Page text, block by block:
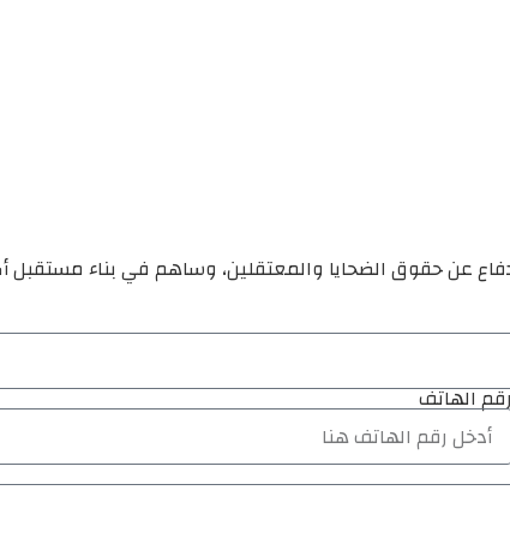
عن حقوق الضحايا والمعتقلين، وساهم في بناء
الهاتف